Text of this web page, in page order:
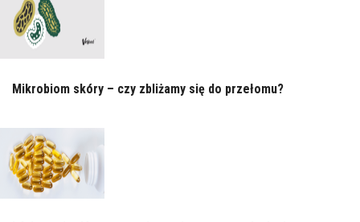
Mikrobiom skóry – czy zbliżamy się do przełomu?